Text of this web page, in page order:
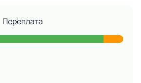
Переплата